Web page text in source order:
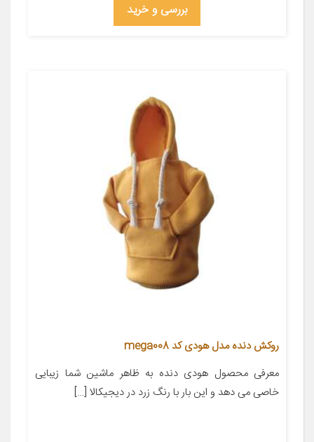
بررسی و خرید
روکش دنده مدل هودی کد mega008
معرفی محصول ‌‌‌‌‌‌‌‌‌‌‌‌‌‌‌‌‌‌‌‌‌‌‌‌‌‌‌‌‌‌‌‌‌‌‌‌‌‌‌‌‌‌‌‌‌‌‌‌‌‌‌‌‌‌‌‌‌‌‌‌‌‌‌‌‌‌‌‌‌‌‌‌‌‌‌‌‌‌‌‌‌‌‌‌‌‌‌‌‌‌‌‌‌‌‌‌‌‌‌‌‌‌‌‌‌‌‌‌‌‌‌‌‌‌‌‌‌‌‌‌‌‌‌‌‌‌‌‌‌‌‌‌‌‌‌‌‌‌‌‌‌‌‌‌‌‌‌‌‌‌هودی دنده به ظاهر ماشین شما زیبایی
خاصی می دهد و این بار با رنگ زرد در دیجیکالا […]